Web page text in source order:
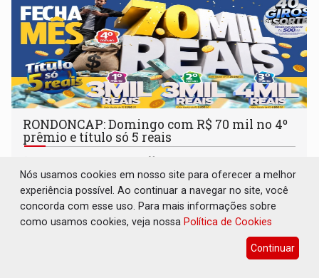
RONDONCAP: Domingo com R$ 70 mil no 4º
prêmio e título só 5 reais
Nós usamos cookies em nosso site para oferecer a melhor
experiência possível. Ao continuar a navegar no site, você
concorda com esse uso. Para mais informações sobre
como usamos cookies, veja nossa Política de Cookies
Continuar